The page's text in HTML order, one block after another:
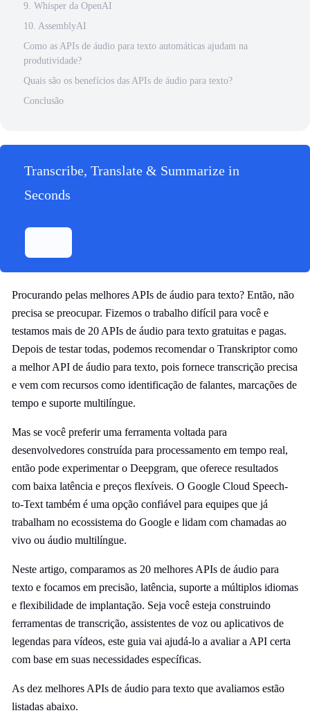
9. Whisper da OpenAI
10. AssemblyAI
Como as APIs de áudio para texto automáticas ajudam na
produtividade?
Quais são os benefícios das APIs de áudio para texto?
Conclusão
Transcribe, Translate & Summarize in
Seconds
Procurando pelas melhores APIs de áudio para texto? Então, não
precisa se preocupar. Fizemos o trabalho difícil para você e
testamos mais de 20 APIs de áudio para texto gratuitas e pagas.
Depois de testar todas, podemos recomendar o Transkriptor como
a melhor API de áudio para texto, pois fornece transcrição precisa
e vem com recursos como identificação de falantes, marcações de
tempo e suporte multilíngue.
Mas se você preferir uma ferramenta voltada para
desenvolvedores construída para processamento em tempo real,
então pode experimentar o Deepgram, que oferece resultados
com baixa latência e preços flexíveis. O Google Cloud Speech-
to-Text também é uma opção confiável para equipes que já
trabalham no ecossistema do Google e lidam com chamadas ao
vivo ou áudio multilíngue.
Neste artigo, comparamos as 20 melhores APIs de áudio para
texto e focamos em precisão, latência, suporte a múltiplos idiomas
e flexibilidade de implantação. Seja você esteja construindo
ferramentas de transcrição, assistentes de voz ou aplicativos de
legendas para vídeos, este guia vai ajudá-lo a avaliar a API certa
com base em suas necessidades específicas.
As dez melhores APIs de áudio para texto que avaliamos estão
listadas abaixo.